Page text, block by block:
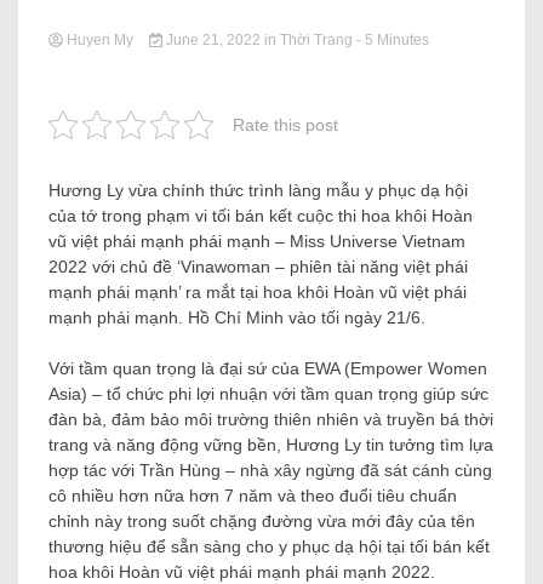
Huyen My June 21, 2022 in Thời Trang - 5 Minutes
Rate this post
Hương Ly vừa chính thức trình làng mẫu y phục dạ hội
của tớ trong phạm vi tối bán kết cuộc thi hoa khôi Hoàn
vũ việt phái mạnh phái mạnh – Miss Universe Vietnam
2022 với chủ đề ‘Vinawoman – phiên tài năng việt phái
mạnh phái mạnh’ ra mắt tại hoa khôi Hoàn vũ việt phái
mạnh phái mạnh. Hồ Chí Minh vào tối ngày 21/6.
Với tầm quan trọng là đại sứ của EWA (Empower Women
Asia) – tổ chức phi lợi nhuận với tầm quan trọng giúp sức
đàn bà, đảm bảo môi trường thiên nhiên và truyền bá thời
trang và năng động vững bền, Hương Ly tin tưởng tìm lựa
hợp tác với Trần Hùng – nhà xây ngừng đã sát cánh cùng
cô nhiều hơn nữa hơn 7 năm và theo đuổi tiêu chuẩn
chỉnh này trong suốt chặng đường vừa mới đây của tên
thương hiệu để sẵn sàng cho y phục dạ hội tại tối bán kết
hoa khôi Hoàn vũ việt phái mạnh phái mạnh 2022.